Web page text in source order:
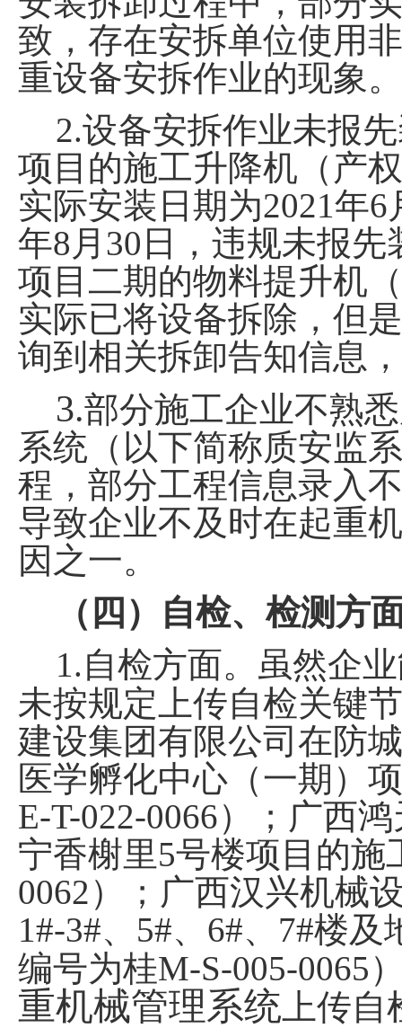
致，存在安拆单位使用
重设备安拆作业的现象。
2.设备安拆作业未报
项目的施工升降机（产
实际安装日期为2021年6
年8 月 30 日，违规未报
项目二期的物料提升机
实际已将设备拆除，但
询到相关拆卸告知信息
3.部分施工企业不熟悉
系统（以下简称质安监
程，部分工程信息录入
导致企业不及时在起重
因之一。
（四）自检、检测方
1.自检方面。虽然企
未按规定上传自检关键
建设集团有限公司在防
医学孵化中心（一期）
E-T-022-0066）；广西
宁香榭里5号楼项目的施
0062）；广西汉兴机械
1#-3#、 5#、 6#、 7#楼及
编号为桂M-S-005-0065
重机械管理系统 上传